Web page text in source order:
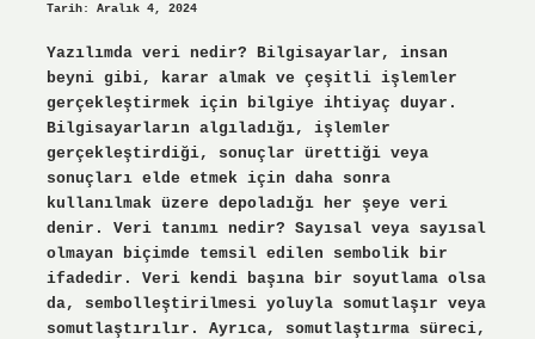
Tarih: Aralık 4, 2024
Yazılımda veri nedir? Bilgisayarlar, insan
beyni gibi, karar almak ve çeşitli işlemler
gerçekleştirmek için bilgiye ihtiyaç duyar.
Bilgisayarların algıladığı, işlemler
gerçekleştirdiği, sonuçlar ürettiği veya
sonuçları elde etmek için daha sonra
kullanılmak üzere depoladığı her şeye veri
denir. Veri tanımı nedir? Sayısal veya sayısal
olmayan biçimde temsil edilen sembolik bir
ifadedir. Veri kendi başına bir soyutlama olsa
da, sembolleştirilmesi yoluyla somutlaşır veya
somutlaştırılır. Ayrıca, somutlaştırma süreci,